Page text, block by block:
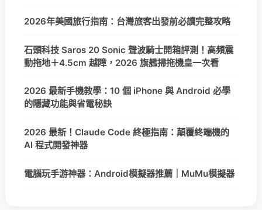
2026年美國旅行指南：台灣旅客出發前必讀完整攻略
石頭科技 Saros 20 Sonic 聲波騎士開箱評測！高頻震
動拖地＋4.5cm 越障，2026 旗艦掃拖機皇一次看
2026 最新手機教學：10 個 iPhone 與 Android 必學
的隱藏功能與省電秘訣
2026 最新！Claude Code 終極指南：顛覆終端機的
AI 程式開發神器
電腦玩手游神器：Android模擬器推薦｜MuMu模擬器